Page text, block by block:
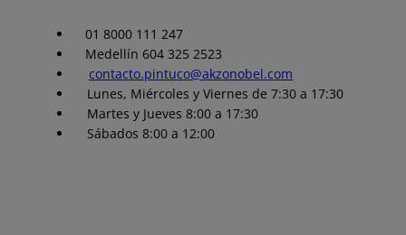
01 8000 111 247
Medellín 604 325 2523
contacto.pintuco@akzonobel.com
Lunes, Miércoles y Viernes de 7:30 a 17:30
Martes y Jueves 8:00 a 17:30
Sábados 8:00 a 12:00